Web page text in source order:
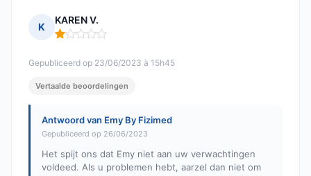
K
KAREN V.
Opmerking: 1 van 5
Gepubliceerd op 23/06/2023 à 15h45
Vertaalde beoordelingen
Antwoord van Emy By Fizimed
Gepubliceerd op 26/06/2023
Het spijt ons dat Emy niet aan uw verwachtingen
voldeed. Als u problemen hebt, aarzel dan niet om